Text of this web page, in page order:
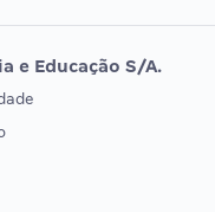
DE ORDEM
e Educação S/A.